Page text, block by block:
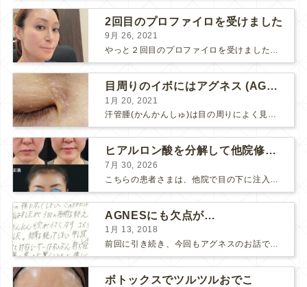
2回目のプロファイロを受けました
9月 26, 2021
やっと２回目のプロファイロを受けました。 ↑ 写真はプロファイロ翌日です。 この距離の写真では凹凸は映らないですし、 実物も、首がよく見ると凹凸が残っている位で、 それも３日で...
目周りのイボにはアグネス (AGNES）が効く！（ほぼ）ノーダウンタイムのイボ治療
1月 20, 2021
汗管腫(かんかんしゅ)は目の周りによく見られるいぼです。 以前は炭酸ガスレーザーでイボ組織を削って（蒸散とかアブレーションと言います）治療していました。 汗管腫は治療しても再発しやすい難治...
ヒアルロン酸を分解して他院修正（目の下のチンダル現象とその補正）
7月 30, 2026
AGNESにも欠点が…
1月 13, 2018
前回に引き続き、今回もアグネスのお話です。 AGNESはとっても良い治療である一方、 欠点もいくつかありますので、そちらもお話ししておきますね。 AGNESの欠点 1. ダウンタイム A...
ボトックスでツルツルおでこ